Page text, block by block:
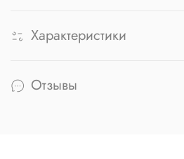
Характеристики
Отзывы